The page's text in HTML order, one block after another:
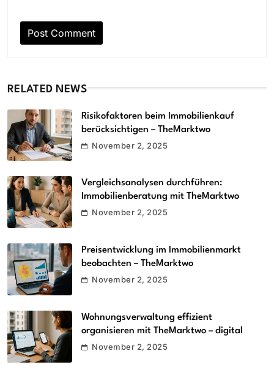
RELATED NEWS
Risikofaktoren beim Immobilienkauf
berücksichtigen – TheMarktwo
November 2, 2025
Vergleichsanalysen durchführen:
Immobilienberatung mit TheMarktwo
November 2, 2025
Preisentwicklung im Immobilienmarkt
beobachten – TheMarktwo
November 2, 2025
Wohnungsverwaltung effizient
organisieren mit TheMarktwo – digital
November 2, 2025